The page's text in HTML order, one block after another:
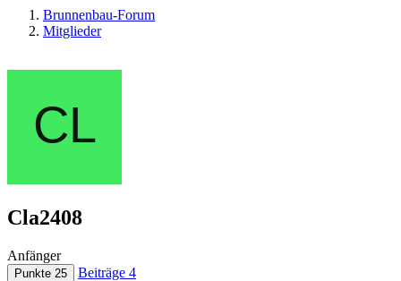
Brunnenbau-Forum
Mitglieder
Cla2408
Anfänger
Punkte 25 Beiträge 4